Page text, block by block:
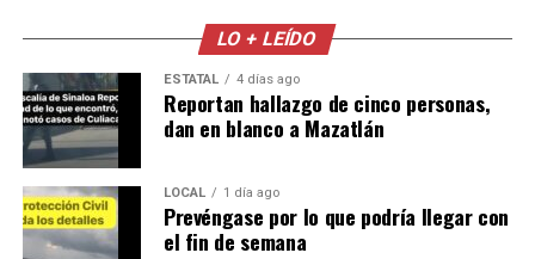
LO + LEÍDO
ESTATAL 4 días ago
Reportan hallazgo de cinco personas,
dan en blanco a Mazatlán
LOCAL 1 día ago
Prevéngase por lo que podría llegar con
el fin de semana